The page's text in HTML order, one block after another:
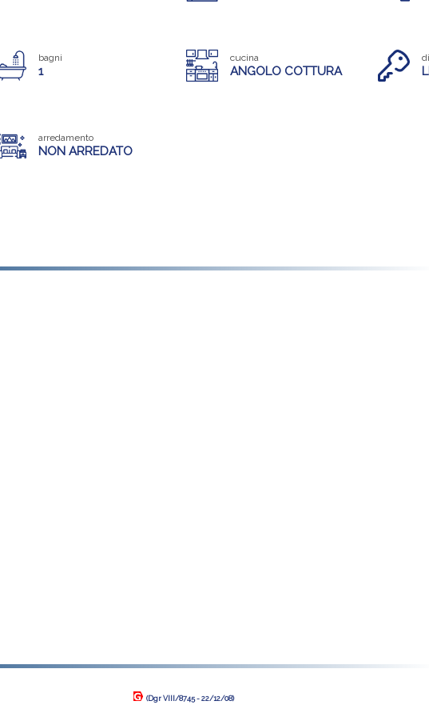
bagni
1
cucina
ANGOLO COTTURA
arredamento
NON ARREDATO
(Dgr VIII/8745 - 22/12/08)